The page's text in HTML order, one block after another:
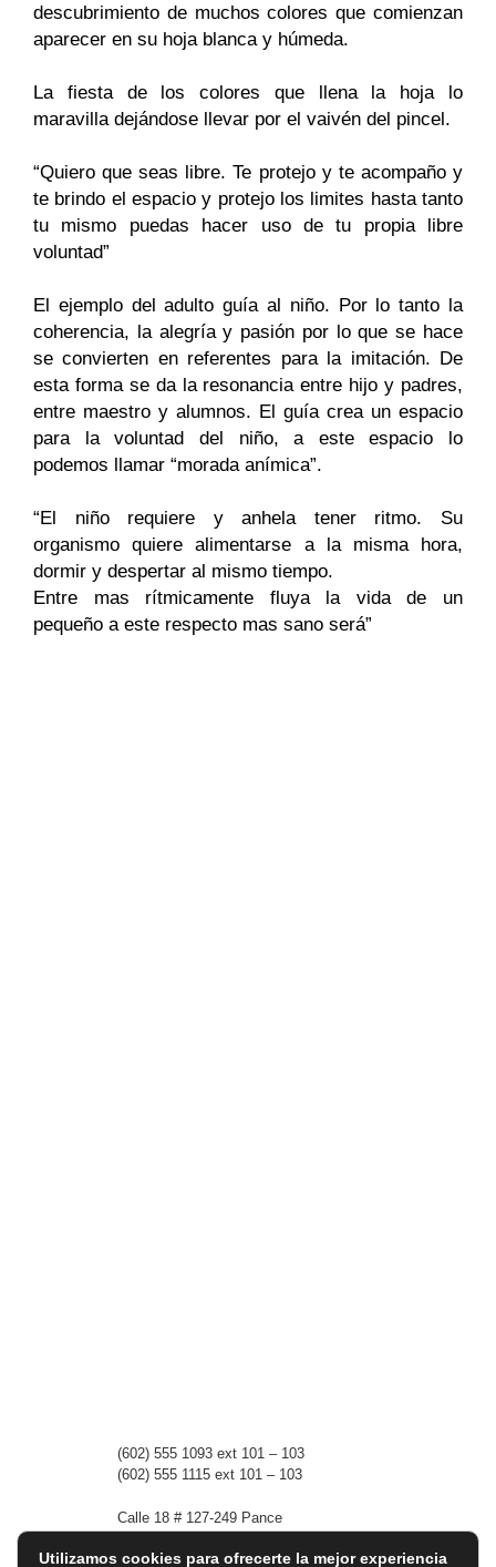
descubrimiento de muchos colores que comienzan
aparecer en su hoja blanca y húmeda.
La fiesta de los colores que llena la hoja lo
maravilla dejándose llevar por el vaivén del pincel.
“Quiero que seas libre. Te protejo y te acompaño y
te brindo el espacio y protejo los limites hasta tanto
tu mismo puedas hacer uso de tu propia libre
voluntad”
El ejemplo del adulto guía al niño. Por lo tanto la
coherencia, la alegría y pasión por lo que se hace
se convierten en referentes para la imitación. De
esta forma se da la resonancia entre hijo y padres,
entre maestro y alumnos. El guía crea un espacio
para la voluntad del niño, a este espacio lo
podemos llamar “morada anímica”.
“El niño requiere y anhela tener ritmo. Su
organismo quiere alimentarse a la misma hora,
dormir y despertar al mismo tiempo.
Entre mas rítmicamente fluya la vida de un
pequeño a este respecto mas sano será”
(602) 555 1093 ext 101 – 103
(602) 555 1115 ext 101 – 103
Calle 18 # 127-249 Pance
Utilizamos cookies para ofrecerte la mejor experiencia